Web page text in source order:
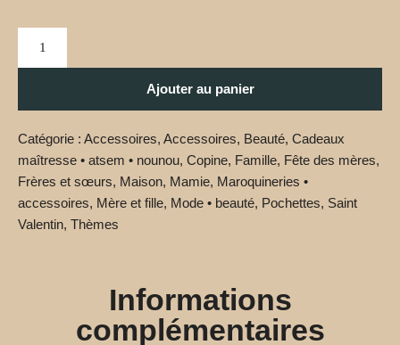
Ajouter au panier
Catégorie : Accessoires, Accessoires, Beauté, Cadeaux
maîtresse • atsem • nounou, Copine, Famille, Fête des mères,
Frères et sœurs, Maison, Mamie, Maroquineries •
accessoires, Mère et fille, Mode • beauté, Pochettes, Saint
Valentin, Thèmes
Informations
complémentaires